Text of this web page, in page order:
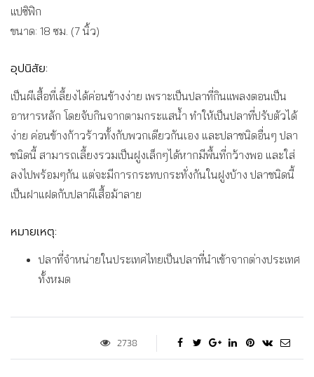
แปซิฟิก
ขนาด: 18 ซม. (7 นิ้ว)
อุปนิสัย:
เป็นผีเสื้อที่เลี้ยงได้ค่อนข้างง่าย เพราะเป็นปลาที่กินแพลงตอนเป็น
อาหารหลัก โดยจับกินจากตามกระแสน้ำ ทำให้เป็นปลาที่ปรับตัวได้
ง่าย ค่อนข้างก้าวร้าวทั้งกับพวกเดียวกันเอง และปลาชนิดอื่นๆ ปลา
ชนิดนี้ สามารถเลี้ยงรวมเป็นฝูงเล็กๆได้หากมีพื้นที่กว้างพอ และใส่
ลงไปพร้อมๆกัน แต่จะมีการกระทบกระทั่งกันในฝูงบ้าง ปลาชนิดนี้
เป็นฝาแฝดกับปลาผีเสื้อม้าลาย
หมายเหตุ:
ปลาที่จำหน่ายในประเทศไทยเป็นปลาที่นำเข้าจากต่างประเทศ
ทั้งหมด
2738